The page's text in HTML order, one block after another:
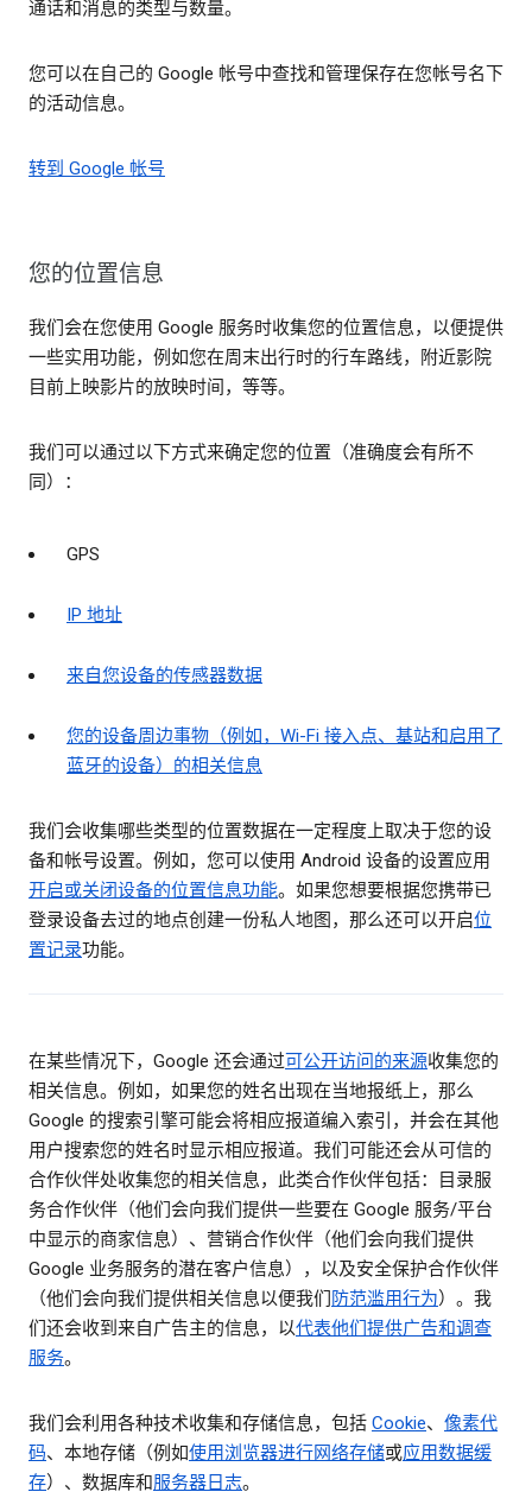
通话和消息的类型与数量。
您可以在自己的 Google 帐号中查找和管理保存在您帐号名下
的活动信息。
转到 Google 帐号
您的位置信息
我们会在您使用 Google 服务时收集您的位置信息，以便提供
一些实用功能，例如您在周末出行时的行车路线，附近影院
目前上映影片的放映时间，等等。
我们可以通过以下方式来确定您的位置（准确度会有所不
同）：
GPS
IP 地址
来自您设备的传感器数据
您的设备周边事物（例如，Wi-Fi 接入点、基站和启用了
蓝牙的设备）的相关信息
我们会收集哪些类型的位置数据在一定程度上取决于您的设
备和帐号设置。例如，您可以使用 Android 设备的设置应用
开启或关闭设备的位置信息功能。如果您想要根据您携带已
登录设备去过的地点创建一份私人地图，那么还可以开启位
置记录功能。
在某些情况下，Google 还会通过可公开访问的来源收集您的
相关信息。例如，如果您的姓名出现在当地报纸上，那么
Google 的搜索引擎可能会将相应报道编入索引，并会在其他
用户搜索您的姓名时显示相应报道。我们可能还会从可信的
合作伙伴处收集您的相关信息，此类合作伙伴包括：目录服
务合作伙伴（他们会向我们提供一些要在 Google 服务/平台
中显示的商家信息）、营销合作伙伴（他们会向我们提供
Google 业务服务的潜在客户信息），以及安全保护合作伙伴
（他们会向我们提供相关信息以便我们 防范滥用行为）。我
们还会收到来自广告主的信息，以代表他们提供广告和调查
服务。
我们会利用各种技术收集和存储信息，包括 Cookie、 像素代
码、本地存储（例如使用浏览器进行网络存储或应用数据缓
存）、数据库和服务器日志。